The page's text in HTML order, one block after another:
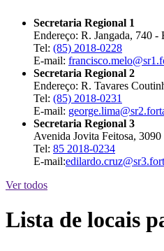
Secretaria Regional 1
Endereço: R. Jangada, 740 -
Tel: (85) 2018-0228
E-mail:
Secretaria Regional 2
Endereço: R. Tavares
Tel: (85) 2018-0231
E-mail:
Secretaria Regional 3
Avenida Jovita Feitosa, 3090
Tel: 85 2018-0234
E-mail:
Ver todos
Lista de locais